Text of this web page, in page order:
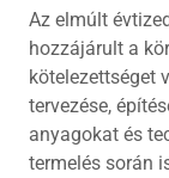
Az elmúlt
hozzájárult a
kötelezettséget
tervezése,
anyagokat és
termelés során